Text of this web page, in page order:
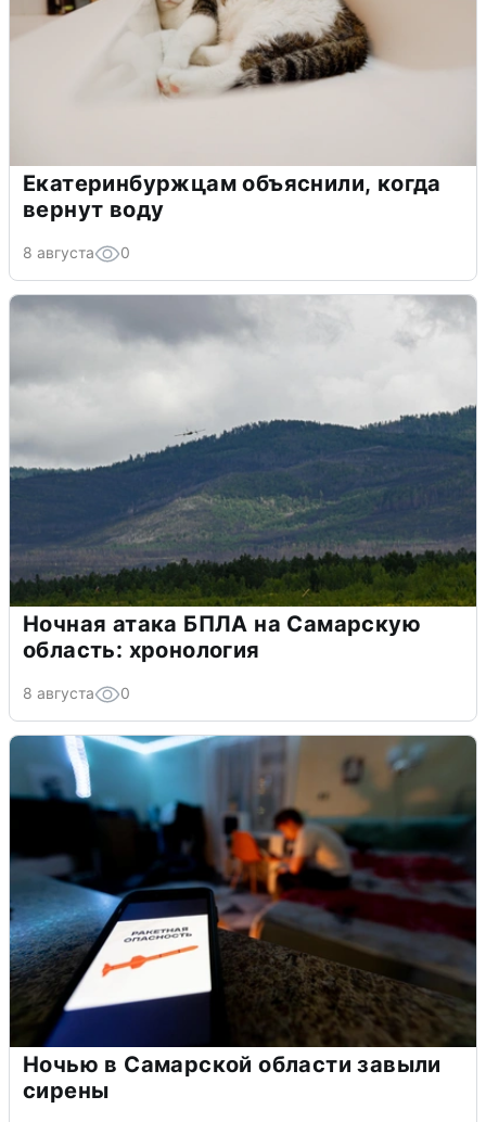
Екатеринбуржцам объяснили, когда
вернут воду
8 августа 0
Ночная атака БПЛА на Самарскую
область: хронология
8 августа 0
Ночью в Самарской области завыли
сирены